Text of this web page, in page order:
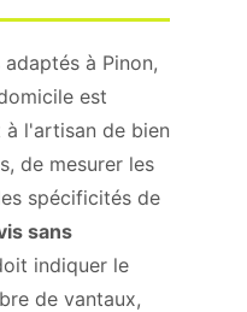
à Pinon,
est
à l'artisan de bien
de mesurer les
spécificités de
sans
indiquer le
de vantaux,